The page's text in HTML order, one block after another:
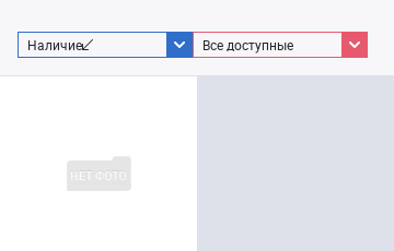
Наличие Все доступные